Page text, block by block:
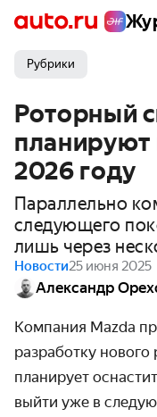
Рубрики
Роторный
планируют
2026 году
Параллельно
следующего
лишь через
Новости25 июня 2025
Александр
Компания Mazda
разработку
планирует
выйти уже в